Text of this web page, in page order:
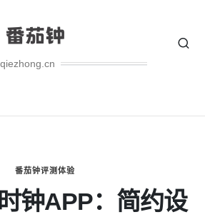
番茄钟评测体验
钟APP：简约设